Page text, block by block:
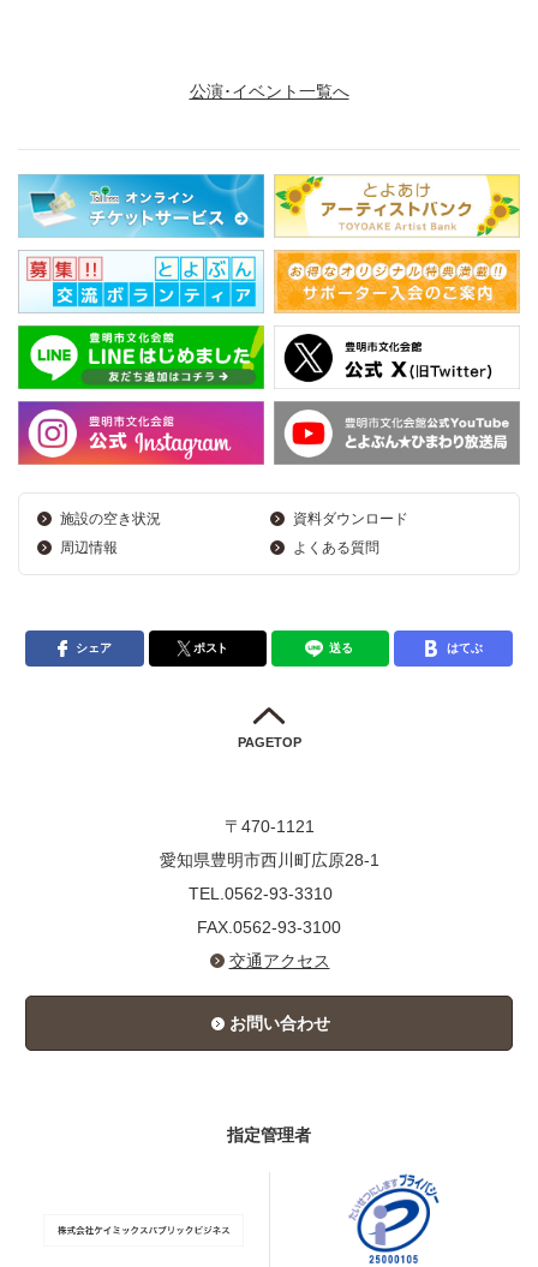
公演･イベント一覧へ
施設の空き状況
資料ダウンロード
周辺情報
よくある質問
シェア ポスト 送る はてぶ
PAGETOP
〒470-1121
愛知県豊明市西川町広原28-1
TEL.0562-93-3310
FAX.0562-93-3100
交通アクセス
お問い合わせ
指定管理者